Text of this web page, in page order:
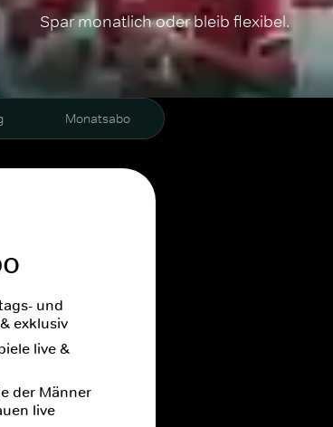
Spar monatlich oder bleib flexibel.
Monatsabo
und
exklusiv
live &
der Männer
live